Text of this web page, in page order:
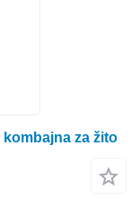
za žito